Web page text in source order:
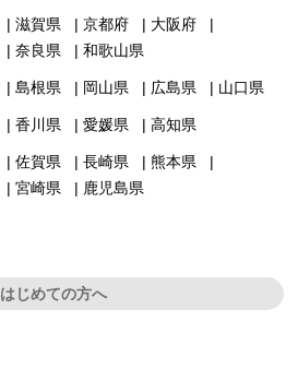
滋賀県 京都府
大阪府
奈良県 和歌山県
島根県 岡山県 広島県 山口県
香川県 愛媛県 高知県
佐賀県 長崎県
熊本県
宮崎県 鹿児島県
はじめての方へ